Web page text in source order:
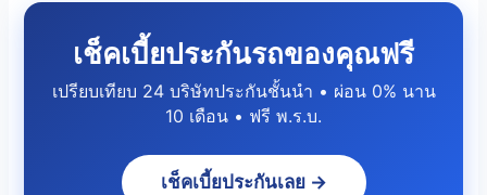
เช็คเบี้ยประกันรถของคุณฟรี
เปรียบเทียบ 24 บริษัทประกันชั้นนำ • ผ่อน 0% นาน
10 เดือน • ฟรี พ.ร.บ.
เช็คเบี้ยประกันเลย →